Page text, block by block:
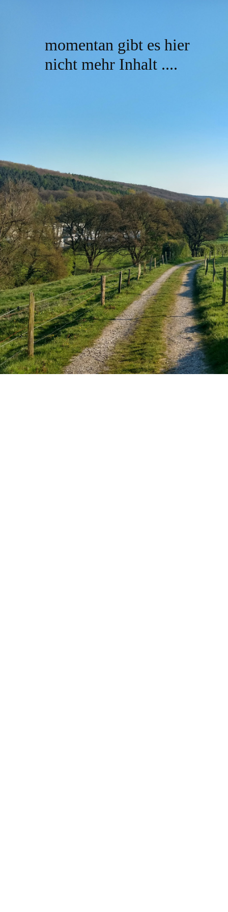
momentan gibt es hier
nicht mehr Inhalt ....